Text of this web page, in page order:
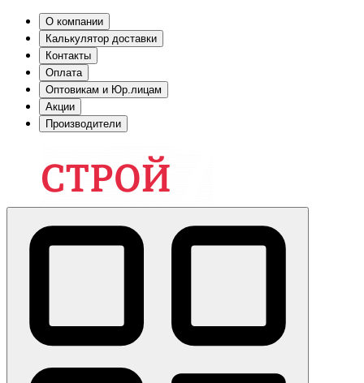
О компании
Калькулятор доставки
Контакты
Оплата
Оптовикам и Юр.лицам
Акции
Производители